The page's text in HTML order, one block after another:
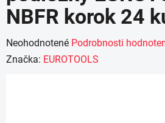
NBFR korok 24
Priemerné
hodnotenie
Neohodnotené Podrobnosti
Značka: EUROTOOLS